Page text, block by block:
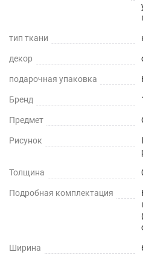
Гипоаллергенно
Не желтеет со временем
Не нужно клеить
Прочность и
Защита поверхностей от
повреждений – сколы,
тип ткани
декор
подарочная упаковка
Бренд
Предмет
Рисунок
Толщина
Подробная комплектация
Ширина